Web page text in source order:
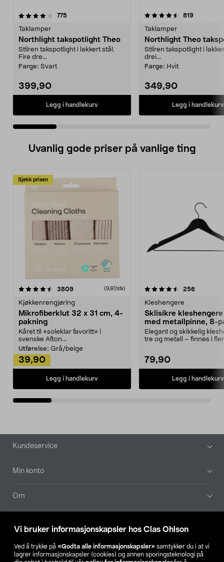
Vi bruker informasjonskapsler hos Clas Ohlson
Ved å trykke på «Godta alle informasjonskapsler» samtykker du i at vi
lagrer informasjonskapsler (cookies) og annen sporingsteknologi på
775anmeldelser
Taklamper
Northlight takspotlight Theo
Stilren takspotlight i lakkert stål.
Fire dre...
Farge: Svart
399,90
Legg i handlekurv
4.5 av 5 stjerner 819
Taklamper
Northlight Theo
Stilren takspotlight i
drei...
Farge: Hvit
349,90
Legg i handlekurv
4.0 av 5 stjerner
Uvanlig gode priser på vanlige ting
Sjekk prisen
3809anmeldelser(9,97/stk)
Kjøkkenrengjøring
Mikrofiberklut 32 x 31 cm, 4-
pakning
Kåret til «soleklar favoritt» i
svenske Afton...
Utførelse: Grå/beige
39,90
Legg i handlekurv
4.5av 5 stjerner 256
Kleshengere
Sklisikre
med metallpinne, 8-
Elegant og skikkelig
tre og metall – finnes i
79,90
Legg i handlekurv
4.5av 5 stjerner
Bunntekst
Kundeservice
Min konto
Om
Våre selskaper